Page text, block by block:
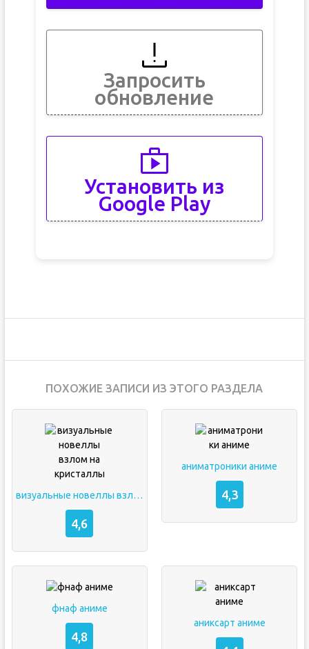
Запросить
обновление
Установить из
Google Play
ПОХОЖИЕ ЗАПИСИ ИЗ ЭТОГО РАЗДЕЛА
визуальные новеллы взлом на кристаллы
4,6
аниматроники аниме
4,3
фнаф аниме
4,8
аниксарт аниме